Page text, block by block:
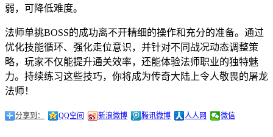
弱，可降低难度。
法师单挑BOSS的成功离不开精细的操作和充分的准备。通过
优化技能循环、强化走位意识，并针对不同战况动态调整策
略，玩家不仅能提升通关效率，还能体验法师职业的独特魅
力。持续练习这些技巧，你将成为传奇大陆上令人敬畏的屠龙
法师！
分享到： QQ空间 新浪微博 腾讯微博 人人网 微信